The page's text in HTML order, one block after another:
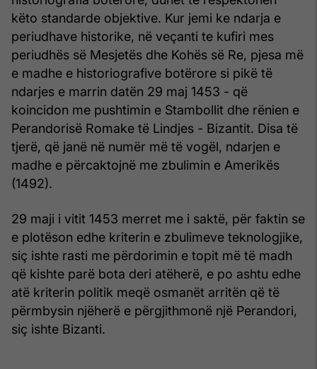
këto standarde objektive. Kur jemi ke ndarja e
periudhave historike, në veçanti te kufiri mes
periudhës së Mesjetës dhe Kohës së Re, pjesa më
e madhe e historiografive botërore si pikë të
ndarjes e marrin datën 29 maj 1453 - që
koincidon me pushtimin e Stambollit dhe rënien e
Perandorisë Romake të Lindjes - Bizantit. Disa të
tjerë, që janë në numër më të vogël, ndarjen e
madhe e përcaktojnë me zbulimin e Amerikës
(1492).
29 maji i vitit 1453 merret me i saktë, për faktin se
e plotëson edhe kriterin e zbulimeve teknologjike,
siç ishte rasti me përdorimin e topit më të madh
që kishte parë bota deri atëherë, e po ashtu edhe
atë kriterin politik meqë osmanët arritën që të
përmbysin njëherë e përgjithmonë një Perandori,
siç ishte Bizanti.